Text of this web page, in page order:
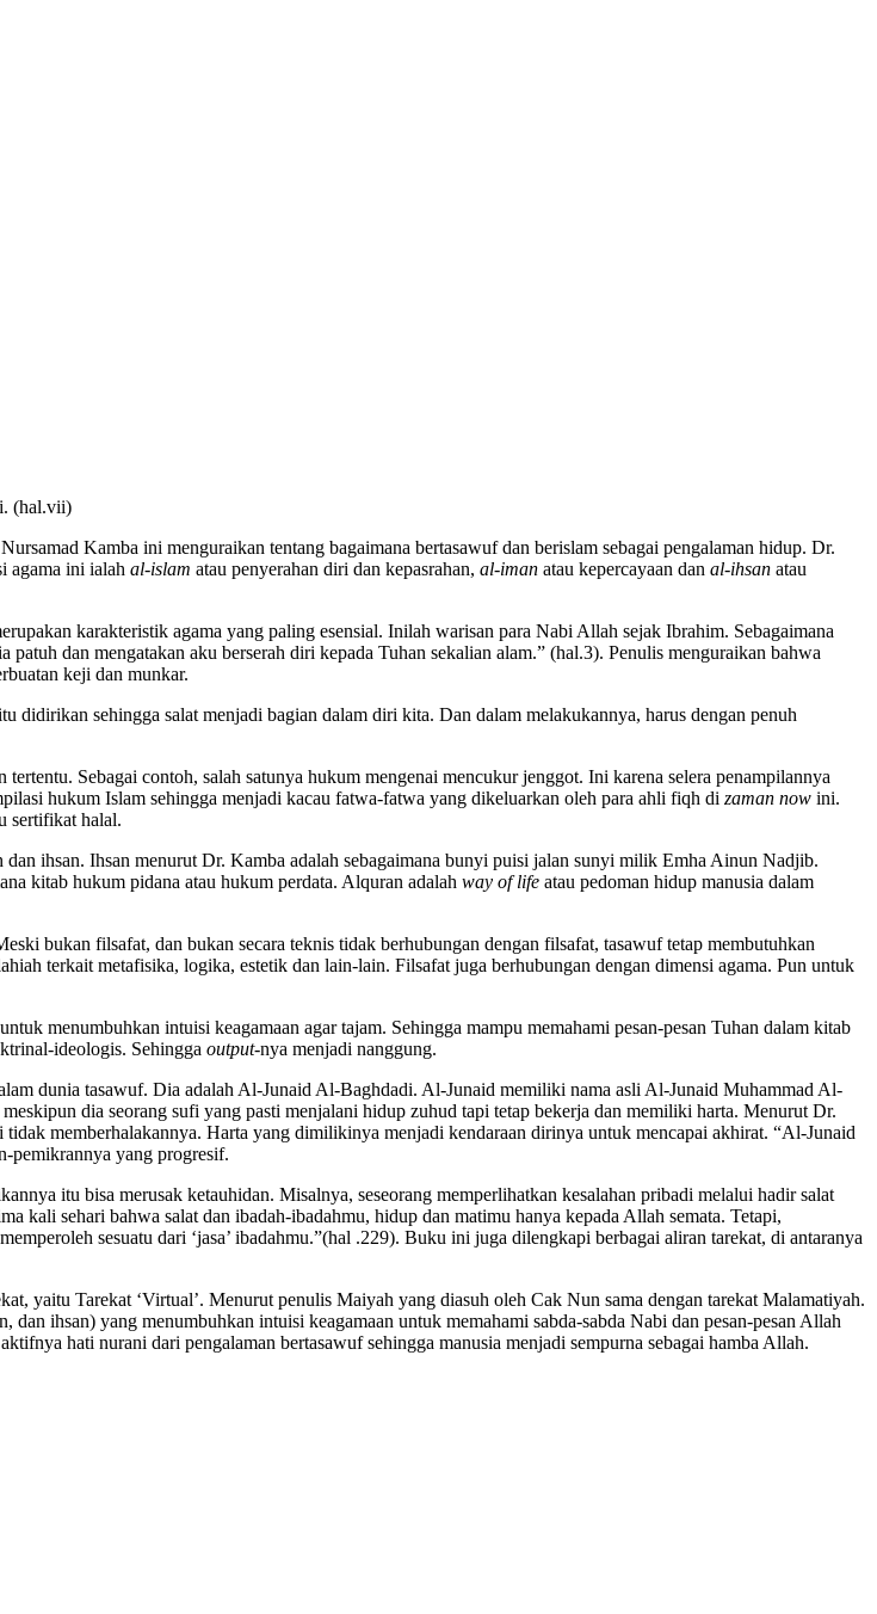
(hal.vii)
Kamba ini menguraikan tentang bagaimana bertasawuf dan berislam sebagai pengalaman hidup. Dr.
agama ini ialah al-islam atau penyerahan diri dan kepasrahan, al-iman atau kepercayaan dan al-ihsan atau
karakteristik agama yang paling esensial. Inilah warisan para Nabi Allah sejak Ibrahim. Sebagaimana
dan mengatakan aku berserah diri kepada Tuhan sekalian alam.” (hal.3). Penulis menguraikan bahwa
keji dan munkar.
didirikan sehingga salat menjadi bagian dalam diri kita. Dan dalam melakukannya, harus dengan penuh
Sebagai contoh, salah satunya hukum mengenai mencukur jenggot. Ini karena selera penampilannya
hukum Islam sehingga menjadi kacau fatwa-fatwa yang dikeluarkan oleh para ahli fiqh di zaman now ini.
sertifikat halal.
ihsan. Ihsan menurut Dr. Kamba adalah sebagaimana bunyi puisi jalan sunyi milik Emha Ainun Nadjib.
kitab hukum pidana atau hukum perdata. Alquran adalah way of life atau pedoman hidup manusia dalam
bukan filsafat, dan bukan secara teknis tidak berhubungan dengan filsafat, tasawuf tetap membutuhkan
terkait metafisika, logika, estetik dan lain-lain. Filsafat juga berhubungan dengan dimensi agama. Pun untuk
menumbuhkan intuisi keagamaan agar tajam. Sehingga mampu memahami pesan-pesan Tuhan dalam kitab
ideologis. Sehingga output-nya menjadi nanggung.
dunia tasawuf. Dia adalah Al-Junaid Al-Baghdadi. Al-Junaid memiliki nama asli Al-Junaid Muhammad Al-
dia seorang sufi yang pasti menjalani hidup zuhud tapi tetap bekerja dan memiliki harta. Menurut Dr.
memberhalakannya. Harta yang dimilikinya menjadi kendaraan dirinya untuk mencapai akhirat. “Al-Junaid
pemikrannya yang progresif.
itu bisa merusak ketauhidan. Misalnya, seseorang memperlihatkan kesalahan pribadi melalui hadir salat
kali sehari bahwa salat dan ibadah-ibadahmu, hidup dan matimu hanya kepada Allah semata. Tetapi,
sesuatu dari ‘jasa’ ibadahmu.”(hal .229). Buku ini juga dilengkapi berbagai aliran tarekat, di antaranya
yaitu Tarekat ‘Virtual’. Menurut penulis Maiyah yang diasuh oleh Cak Nun sama dengan tarekat Malamatiyah.
ihsan) yang menumbuhkan intuisi keagamaan untuk memahami sabda-sabda Nabi dan pesan-pesan Allah
hati nurani dari pengalaman bertasawuf sehingga manusia menjadi sempurna sebagai hamba Allah.